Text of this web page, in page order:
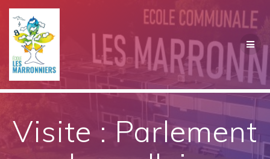
Visite : Parlement